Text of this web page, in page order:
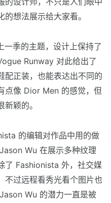
想法展示给大家看。
季的主题，设计上保持了
Runway 对此给出了
配正装，也能表达出不同的
点像 Dior Men 的感觉，但
颖的。
的编辑对作品中用的做
Wu 在展示多种纹理
了 Fashionista 外，社交媒
不过远程看秀光看个图片也
Wu 的潜力一直是被